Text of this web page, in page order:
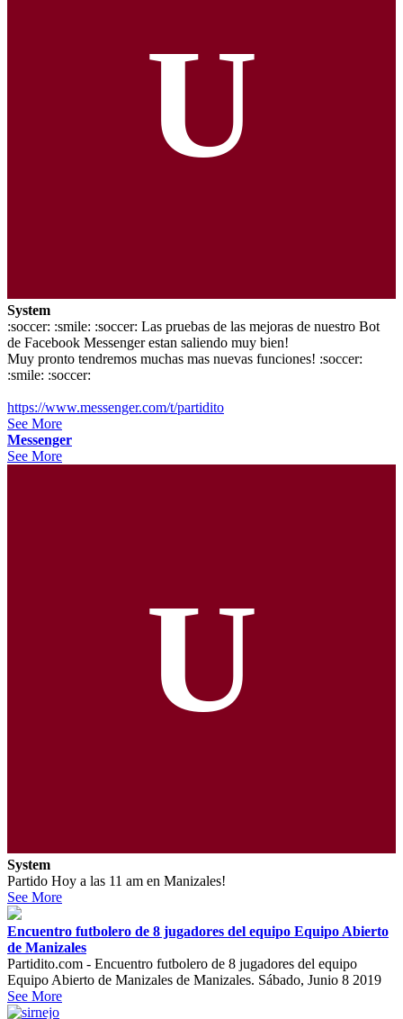
U
System
:soccer: :smile: :soccer: Las pruebas de las mejoras de nuestro Bot
de Facebook Messenger estan saliendo muy bien!
Muy pronto tendremos muchas mas nuevas funciones! :soccer:
:smile: :soccer:
https://www.messenger.com/t/partidito
See More
Messenger
See More
U
System
Partido Hoy a las 11 am en Manizales!
See More
Encuentro futbolero de 8 jugadores del equipo Equipo Abierto
de Manizales
Partidito.com - Encuentro futbolero de 8 jugadores del equipo
Equipo Abierto de Manizales de Manizales. Sábado, Junio 8 2019
See More